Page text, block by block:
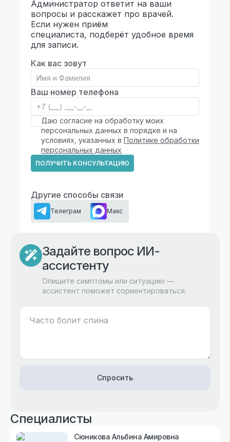
Администратор ответит на ваши
вопросы и расскажет про врачей.
Если нужен приём
специалиста, подберёт удобное время
для записи.
Как вас зовут
Ваш номер телефона
Даю согласие на обработку моих
персональных данных в порядке и на
условиях, указанных в Политике обработки
персональных данных
ПОЛУЧИТЬ КОНСУЛЬТАЦИЮ
Другие способы связи
Телеграм Макс
Задайте вопрос ИИ-
ассистенту
Опишите симптомы или ситуацию —
ассистент поможет сориентироваться.
Спросить
Специалисты
Сюникова Альбина Амировна